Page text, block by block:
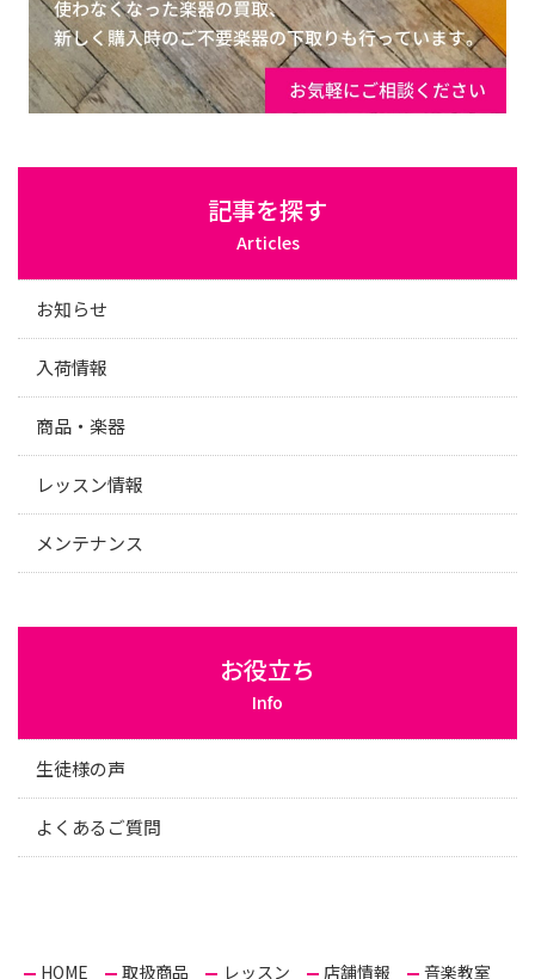
記事を探す
Articles
お知らせ
入荷情報
商品・楽器
レッスン情報
メンテナンス
お役立ち
Info
生徒様の声
よくあるご質問
HOME 取扱商品 レッスン 店舗情報 音楽教室